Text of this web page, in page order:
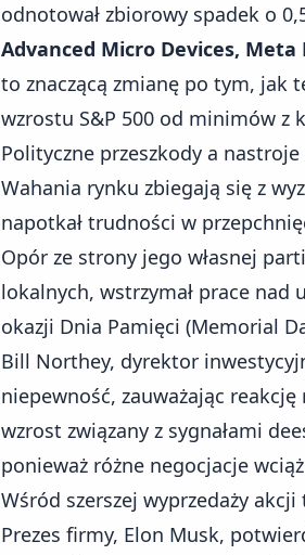
odnotował zbiorowy spadek o
Advanced Micro Devices,
to znaczącą zmianę po tym, jak
wzrostu S&P 500 od minimów z
Polityczne przeszkody a
Wahania rynku zbiegają się z
napotkał trudności w
Opór ze strony jego własnej
lokalnych, wstrzymał prace nad
okazji Dnia Pamięci (Memorial
Bill Northey, dyrektor
niepewność, zauważając
wzrost związany z sygnałami
ponieważ różne negocjacje
Wśród szerszej wyprzedaży
Prezes firmy, Elon Musk,